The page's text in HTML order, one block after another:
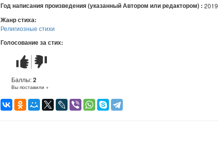
Год написания произведения (указанный Автором или редактором) : 2019
Жанр стиха:
Религиозные стихи
Голосование за стих:
Стих
понравился
Стих
не
понравился
Баллы:2
Вы поставили +